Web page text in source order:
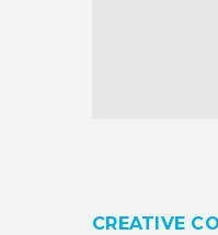
CREATIVE